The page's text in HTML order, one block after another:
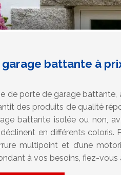
battante à
de porte de garage
des produits de qualité
battante isolée ou non,
en différents coloris.
multipoint et d’une
à vos besoins, fiez-vous